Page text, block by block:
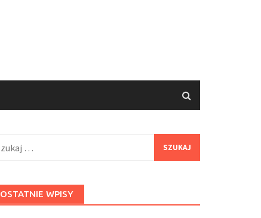
OSTATNIE WPISY